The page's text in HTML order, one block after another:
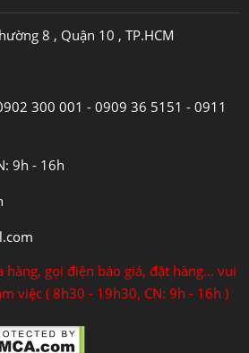
8 , Quận 10 , TP.HCM
300 001 - 0909 36 5151 - 0911
9h - 16h
gọi điện báo giá, đặt hàng... vui
việc ( 8h30 - 19h30, CN: 9h - 16h )